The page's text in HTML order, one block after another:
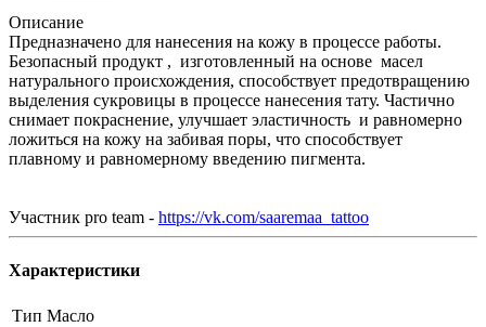
Описание
Предназначено для нанесения на кожу в процессе работы.
Безопасный продукт , изготовленный на основе масел
натурального происхождения, способствует предотвращению
выделения сукровицы в процессе нанесения тату. Частично
снимает покраснение, улучшает эластичность и равномерно
ложиться на кожу на забивая поры, что способствует
плавному и равномерному введению пигмента.
Участник pro team - https://vk.com/saaremaa_tattoo
Характеристики
Тип Масло